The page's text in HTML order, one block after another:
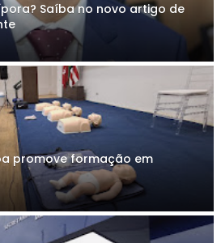
Saíba no novo artigo de
promove formação em